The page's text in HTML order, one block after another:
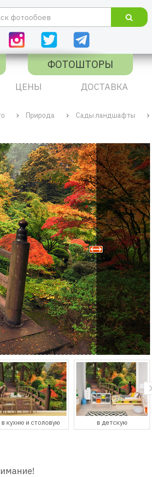
ФОТОШТОРЫ
ЦЕНЫ ДОСТАВКА
Природа Сады ландшафты
в детскую в гостевую